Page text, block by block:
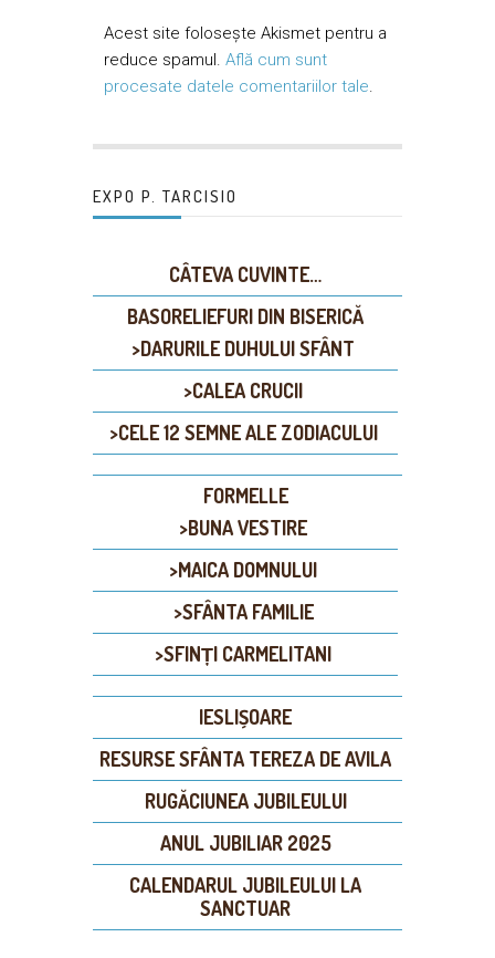
Acest site folosește Akismet pentru a
reduce spamul. Află cum sunt
procesate datele comentariilor tale.
EXPO P. TARCISIO
CÂTEVA CUVINTE…
BASORELIEFURI DIN BISERICĂ
>DARURILE DUHULUI SFÂNT
>CALEA CRUCII
>CELE 12 SEMNE ALE ZODIACULUI
FORMELLE
>BUNA VESTIRE
>MAICA DOMNULUI
>SFÂNTA FAMILIE
>SFINȚI CARMELITANI
IESLIȘOARE
RESURSE SFÂNTA TEREZA DE AVILA
RUGĂCIUNEA JUBILEULUI
ANUL JUBILIAR 2025
CALENDARUL JUBILEULUI LA
SANCTUAR